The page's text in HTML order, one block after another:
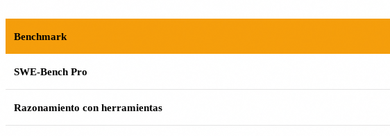
Benchmark
SWE-Bench Pro
Razonamiento con herramientas